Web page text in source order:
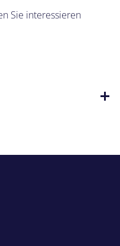
Sie interessieren